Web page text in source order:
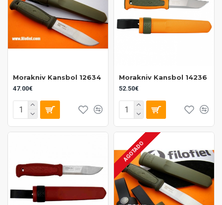
Morakniv Kansbol 12634
47.00€
Morakniv Kansbol 14236
52.50€
AGOTADO